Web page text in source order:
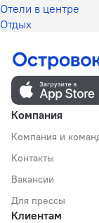
Отели в центре
Отдых
Компания
Компания и
Контакты
Вакансии
Для прессы
Клиентам